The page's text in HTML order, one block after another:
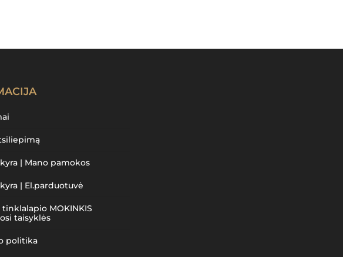
| Mano pamokos
| El.parduotuvė
MOKINKIS
taisyklės
politika